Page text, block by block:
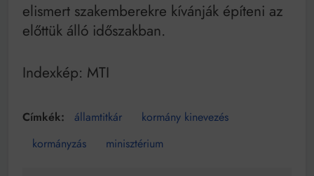
elismert szakemberekre kívánják építeni az
előttük álló időszakban.
Indexkép: MTI
államtitkár
kormány kinevezés
kormányzás
minisztérium